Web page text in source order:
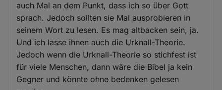
auch Mal an dem Punkt, dass ich so über Gott
sprach. Jedoch sollten sie Mal ausprobieren in
seinem Wort zu lesen. Es mag altbacken sein, ja.
Und ich lasse ihnen auch die Urknall-Theorie.
Jedoch wenn die Urknall-Theorie so stichfest ist
für viele Menschen, dann wäre die Bibel ja kein
Gegner und könnte ohne bedenken gelesen